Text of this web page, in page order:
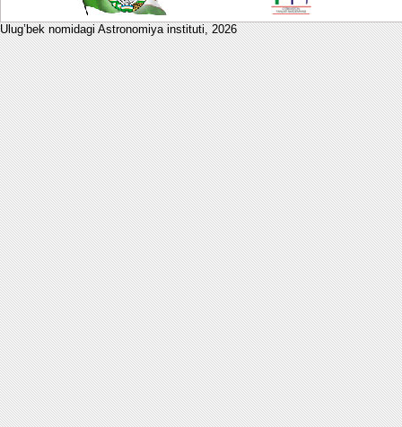
Ulug’bek nomidagi Astronomiya instituti,2026